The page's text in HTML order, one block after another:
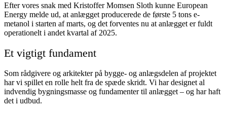
Efter vores snak med Kristoffer Momsen Sloth kunne European
Energy melde ud, at anlægget producerede de første 5 tons e-
metanol i starten af marts, og det forventes nu at anlægget er fuldt
operationelt i andet kvartal af 2025.
Et vigtigt fundament
Som rådgivere og arkitekter på bygge- og anlægsdelen af projektet
har vi spillet en rolle helt fra de spæde skridt. Vi har designet al
indvendig bygningsmasse og fundamenter til anlægget – og har haft
det i udbud.